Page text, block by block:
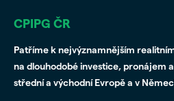
CPIPG ČR
Patříme k nejvýznamnějším
na dlouhodobé investice, pronájem
střední a východní Evropě a v